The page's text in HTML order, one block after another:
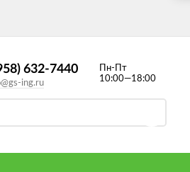
632-7440
ing.ru
Пн-Пт
10:00—18:00